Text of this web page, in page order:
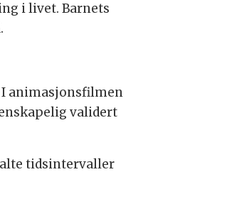
i livet. Barnets
animasjonsfilmen
validert
tidsintervaller